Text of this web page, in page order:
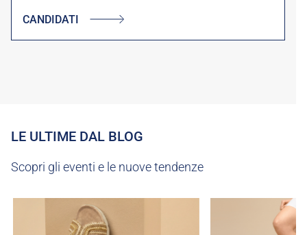
CANDIDATI
LE ULTIME DAL BLOG
Scopri gli eventi e le nuove tendenze